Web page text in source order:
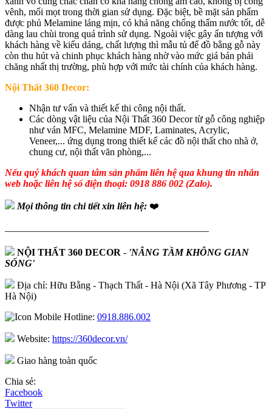
vênh, mối mọt trong thời gian sử dụng. Đặc biệt, bề mặt sản phẩm
được phủ Melamine láng mịn, có khả năng chống thấm nước tốt, dễ
dàng lau chùi trong quá trình sử dụng. Ngoài việc gây ấn tượng với
khách hàng về kiểu dáng, chất lượng thì mẫu tủ để đồ bằng gỗ này
còn thu hút và chinh phục khách hàng nhờ vào mức giá bán phải
chăng nhất thị trường, phù hợp với mức tài chính của khách hàng.
Nội Thất 360 Decor:
Nhận tư vấn và thiết kế thi công nội thất.
Các dòng vật liệu của Nội Thất 360 Decor từ gỗ công nghiệp
như ván MFC, Melamine MDF, Laminates, Acrylic,
Veneer,... ứng dụng trong thiết kế các đồ nội thất cho nhà ở,
chung cư, nội thất văn phòng,...
Nếu quý khách quan tâm sản phẩm liên hệ qua khung tin nhắn
web hoặc liên hệ số điện thoại: 0918 886 002 (Zalo).
Mọi thông tin chi tiết xin liên hệ: ❤️
—————————————————————
NỘI THẤT 360 DECOR - 'NÂNG TẦM KHÔNG GIAN
SỐNG'
Địa chỉ: Hữu Bằng - Thạch Thất - Hà Nội (Xã Tây Phương - TP
Hà Nội)
Hotline: 0918.886.002
Website: https://360decor.vn/
Giao hàng toàn quốc
Chia sẻ:
Facebook
Twitter